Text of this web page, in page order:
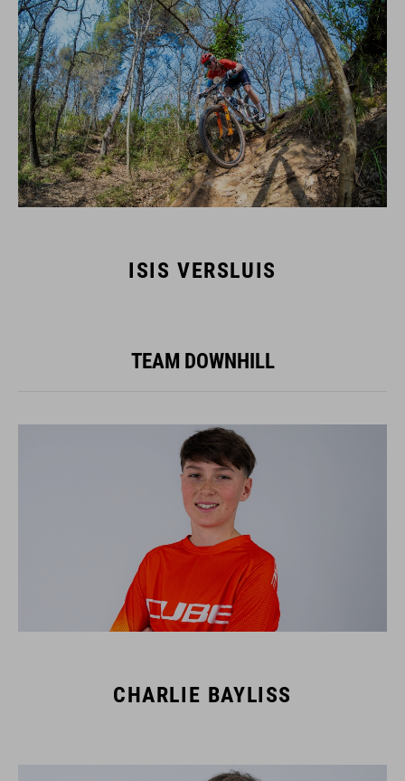
ISIS VERSLUIS
TEAM DOWNHILL
CHARLIE BAYLISS